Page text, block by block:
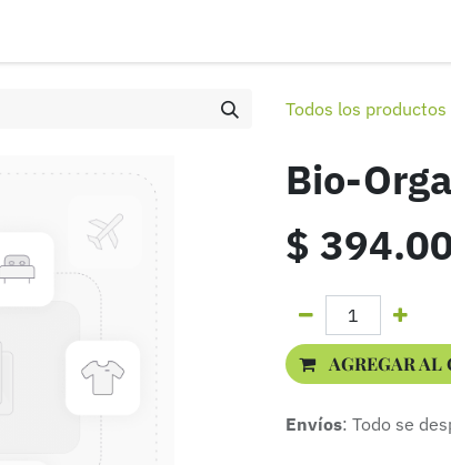
Todos los productos
Bio-
$
AGREGAR AL
Envíos: Todo se